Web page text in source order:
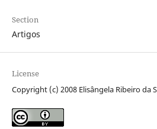
Section
Artigos
License
Copyright (c) 2008 Elisângela Ribeiro da